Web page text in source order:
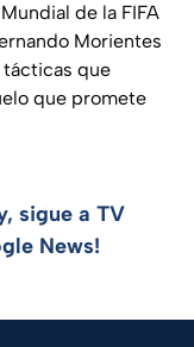
de la FIFA
Morientes
tácticas que
que promete
sigue a TV
News!